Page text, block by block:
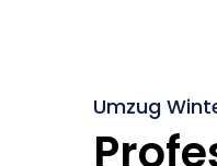
Umzug